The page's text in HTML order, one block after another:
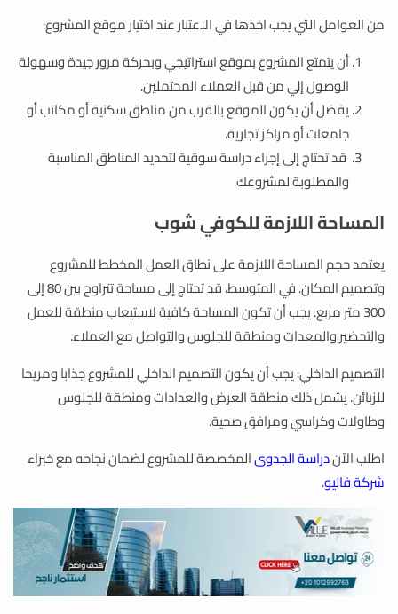
من العوامل التي يجب اخذها في الاعتبار عند اختيار موقع المشروع:
أن يتمتع المشروع بموقع استراتيجي وبحركة مرور جيدة وسهولة
الوصول إلي من قبل العملاء المحتملين.
يفضل أن يكون الموقع بالقرب من مناطق سكنية أو مكاتب أو
جامعات أو مراكز تجارية.
قد تحتاج إلى إجراء دراسة سوقية لتحديد المناطق المناسبة
والمطلوبة لمشروعك.
المساحة اللازمة للكوفي شوب
يعتمد حجم المساحة اللازمة على نطاق العمل المخطط للمشروع
وتصميم المكان. في المتوسط، قد تحتاج إلى مساحة تتراوح بين 80 إلى
300 متر مربع. يجب أن تكون المساحة كافية لاستيعاب منطقة للعمل
والتحضير والمعدات ومنطقة للجلوس والتواصل مع العملاء.
التصميم الداخلي: يجب أن يكون التصميم الداخلي للمشروع جذابا ومريحا
للزبائن. يشمل ذلك منطقة العرض والعدادات ومنطقة للجلوس
وطاولات وكراسي ومرافق صحية.
اطلب الآندراسة الجدوىالمخصصة للمشروع لضمان نجاحه مع خبراء
شركة فاليو.